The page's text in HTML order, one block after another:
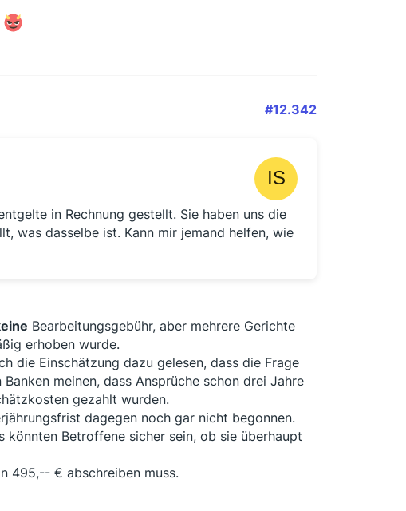
#12.342
in Rechnung gestellt. Sie haben uns die
was dasselbe ist. Kann mir jemand helfen, wie
Bearbeitungsgebühr, aber mehrere Gerichte
erhoben wurde.
die Einschätzung dazu gelesen, dass die Frage
meinen, dass Ansprüche schon drei Jahre
gezahlt wurden.
dagegen noch gar nicht begonnen.
Betroffene sicher sein, ob sie überhaupt
495,-- € abschreiben muss.